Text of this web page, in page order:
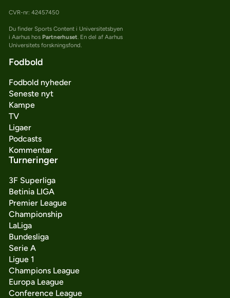
CVR-nr: 42457450
Du finder Sports Content i Universitetsbyen
i Aarhus hos Partnerhuset . En del af Aarhus
Universitets forskningsfond.
Fodbold
Fodbold nyheder
Seneste nyt
Kampe
TV
Ligaer
Podcasts
Kommentar
Turneringer
3F Superliga
Betinia LIGA
Premier League
Championship
LaLiga
Bundesliga
Serie A
Ligue 1
Champions League
Europa League
Conference League